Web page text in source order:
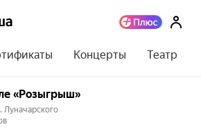
Концерты Театр
«Розыгрыш»
Луначарского